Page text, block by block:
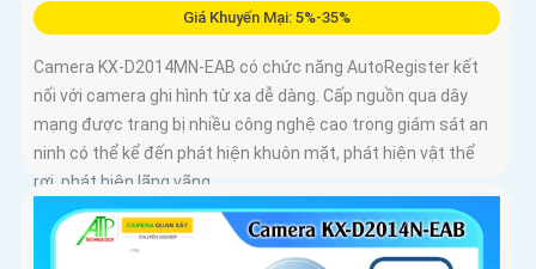
Giá Khuyến Mại: 5%-35%
Camera KX-D2014MN-EAB có chức năng AutoRegister kết
nối với camera ghi hình từ xa dễ dàng. Cấp nguồn qua dây
mạng được trang bị nhiều công nghệ cao trong giám sát an
ninh có thể kể đến phát hiện khuôn mặt, phát hiện vật thể
rơi, phát hiện lãng vãng